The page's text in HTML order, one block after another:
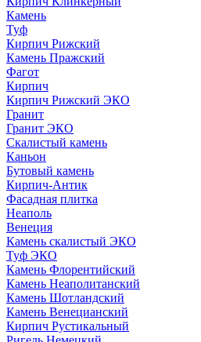
Камень
Туф
Кирпич Рижский
Камень Пражский
Фагот
Кирпич
Кирпич Рижский ЭКО
Гранит
Гранит ЭКО
Скалистый камень
Каньон
Бутовый камень
Кирпич-Антик
Фасадная плитка
Неаполь
Венеция
Камень скалистый ЭКО
Туф ЭКО
Камень Флорентийский
Камень Неаполитанский
Камень Шотландский
Камень Венецианский
Кирпич Рустикальный